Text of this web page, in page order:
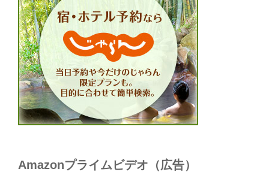
Amazonプライムビデオ（広告）